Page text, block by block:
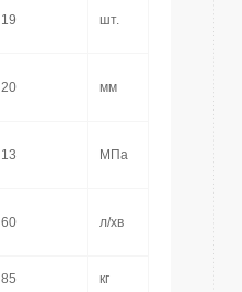
19 шт.
20 мм
13 МПа
60 л/хв
85 кг